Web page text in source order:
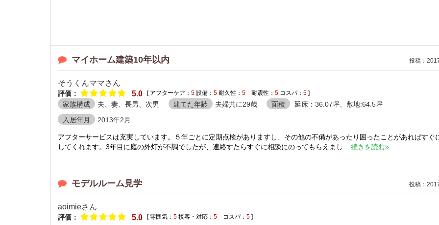
マイホーム建築10年以内 投稿：
そうくんママさん
評価： 5.0 [ アフターケア： 5 設備： 5 耐久性： 5 耐震性： 5 コスパ： 5 ]
家族構成 夫、妻、長男、次男 建てた年齢 夫婦共に29歳 面積
延床：36.07坪、敷地:64.5坪
入居年月
2013年2月
アフターサービスは充実しています。５年ごとに定期点検がありますし、その他の不備があったり困ったことがあればすぐ
してくれます。3年目に庭の外灯が不調でしたが、連絡すたらすぐに相談にのってもらえまし... 続きを読む»
モデルルーム見学 投稿：
aoimieさん
評価： 5.0 [ 雰囲気： 5 接客・対応： 5 コスパ： 5 ]